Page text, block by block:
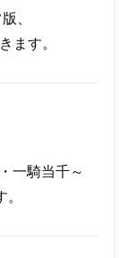
、
ます。
一騎当千～